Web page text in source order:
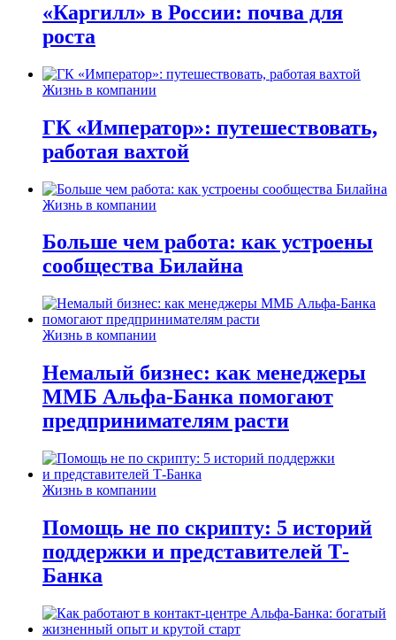
«Каргилл» в России: почва для
роста
Жизнь в компании
ГК «Император»: путешествовать,
работая вахтой
Жизнь в компании
Больше чем работа: как устроены
сообщества Билайна
Жизнь в компании
Немалый бизнес: как менеджеры
ММБ Альфа-Банка помогают
предпринимателям расти
Жизнь в компании
Помощь не по скрипту: 5 историй
поддержки и представителей Т-
Банка